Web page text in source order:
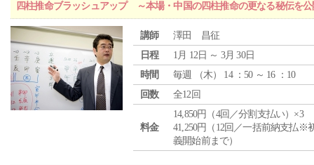
四柱推命ブラッシュアップ ～本場・中国の四柱推命の更なる秘伝を
講師
澤田 昌征
日程
1月 12日 ～ 3月 30日
時間
毎週 （木） 14 ：50 ～ 16 ：10
回数
全12回
料金
14,850円（4回／分割支払い）×3
41,250円（12回／一括前納支払※
義開始前まで）